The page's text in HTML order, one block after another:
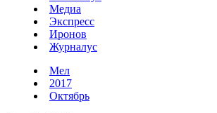
Медиа
Экспресс
Иронов
Журналус
Мел
2017
Октябрь